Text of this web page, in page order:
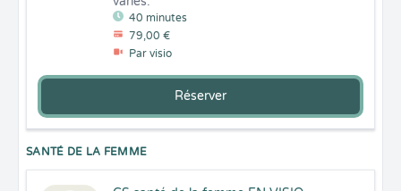
40 minutes
79,00 €
Par visio
Réserver
SANTÉ DE LA FEMME